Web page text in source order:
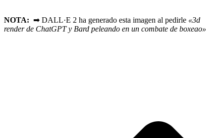
NOTA: ➡ DALL·E 2 ha generado esta imagen al pedirle «3d
render de ChatGPT y Bard peleando en un combate de boxeao»